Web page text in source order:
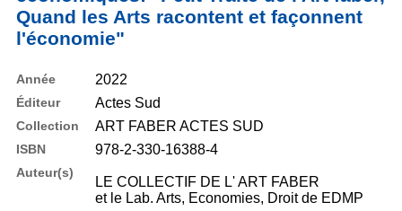
Quand les Arts racontent et façonnent
l'économie"
Année 2022
Éditeur Actes Sud
Collection ART FABER ACTES SUD
ISBN 978-2-330-16388-4
Auteur(s)
LE COLLECTIF DE L' ART FABER
et le Lab. Arts, Economies, Droit de EDMP